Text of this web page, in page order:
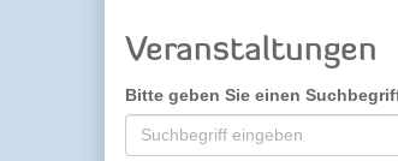
Veranstaltungen
Bitte geben Sie einen